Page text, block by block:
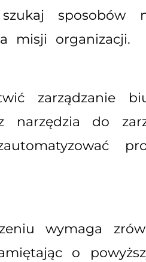
sposobów
misji organizacji.
zarządzanie
narzędzia do
wymaga
o